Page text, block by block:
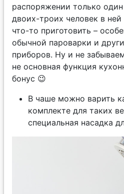
распоряжении только
двоих-троих человек в
что-то приготовить –
обычной пароварки и
приборов. Ну и не
не основная функция
бонус 😉
В чаше можно варить
комплекте для таких
специальная насадка